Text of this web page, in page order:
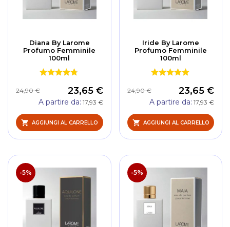
Diana By Larome
Profumo Femminile
100ml
23,65 €
24,90 €
A partire da 17,93 €
AGGIUNGI AL CARRELLO
Iride By Larome
Profumo Femminile
100ml
23,65 €
24,90 €
A partire da 17,93 €
AGGIUNGI AL CARRELLO
-5% -5%